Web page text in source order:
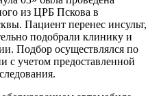
из ЦРБ Пскова в
Пациент перенес инсульт,
подобрали клинику и
Подбор осуществлялся по
с учетом предоставленной